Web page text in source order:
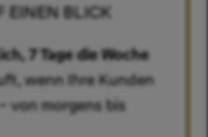
EINEN BLICK
7 Tage die Woche
wenn Ihre Kunden
von morgens bis